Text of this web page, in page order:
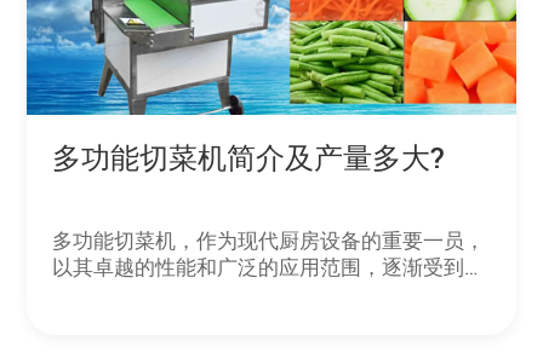
多功能切菜机简介及产量多大?
多功能切菜机，作为现代厨房设备的重要一员，
以其卓越的性能和广泛的应用范围，逐渐受到餐